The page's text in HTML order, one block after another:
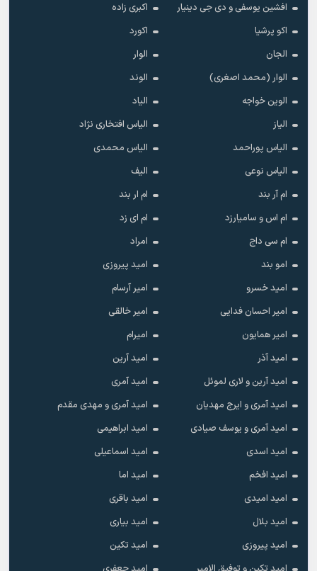
افشین یوسفی و دی جی دینیار
اکبری زاده
اکو پرشیا
اکورد
الجان
الوار
الوار (محمد اصغری)
الوند
الوین خواجه
الیاد
الیاز
الیاس افتخاری نژاد
الیاس پوراحمد
الیاس محمدی
الیاس نوعی
الیف
ام آر بند
ام ار بند
ام اس و سامیارزد
ام ای زد
ام سی داج
امراد
امو بند
امید پیروزی
امید خسرو
امیر آرسام
امیر احسان فدایی
امیر خالقى
امیر همایون
امیرام
امید آذر
امید آرین
امید آرین و لاری لموئل
امید آمری
امید آمری و ایرج مهدیان
امید آمری و مهدی مقدم
امید آمری و یوسف صیادی
امید ابراهیمی
امید اسدی
امید اسماعیلی
امید افخم
امید اما
امید امیدی
امید باقری
امید بلال
امید بیاری
امید پیروزی
امید تکین